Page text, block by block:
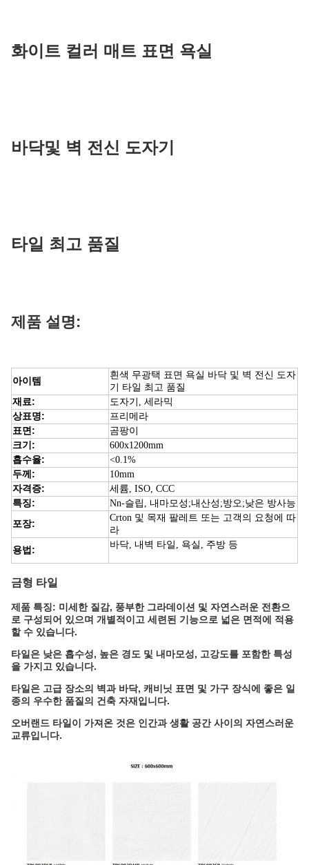
화이트 컬러 매트 표면 욕실
바닥및 벽 전신 도자기
타일 ​​최고 품질
제품 설명:
아이템
흰색 무광택 표면 욕실 바닥 및 벽 전신 도자
기 타일 최고 품질
재료:
도자기, 세라믹
상표명:
프리메라
표면:
곰팡이
크기: 600x1200mm
흡수율: <0.1%
두께: 10mm
자격증: 세륨, ISO, CCC
특징: Nn-슬립, 내마모성;내산성;방오;낮은 방사능
포장:
Crton 및 목재 팔레트 또는 고객의 요청에 따
라
용법: 바닥, 내벽 타일, 욕실, 주방 등
금형 타일
제품 특징: 미세한 질감, 풍부한 그라데이션 및 자연스러운 전환으
로 구성되어 있으며 개별적이고 세련된 기능으로 넓은 면적에 적용
할 수 있습니다.
타일은 낮은 흡수성, 높은 경도 및 내마모성, 고강도를 포함한 특성
을 가지고 있습니다.
타일은 고급 장소의 벽과 바닥, 캐비닛 표면 및 가구 장식에 좋은 일
종의 우수한 품질의 건축 자재입니다.
오버랜드 타일이 가져온 것은 인간과 생활 공간 사이의 자연스러운
교류입니다.